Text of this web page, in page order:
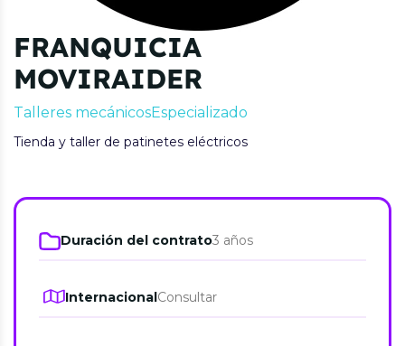
FRANQUICIA
MOVIRAIDER
Talleres mecánicosEspecializado
Tienda y taller de patinetes eléctricos
Duración del contrato3 años
InternacionalConsultar